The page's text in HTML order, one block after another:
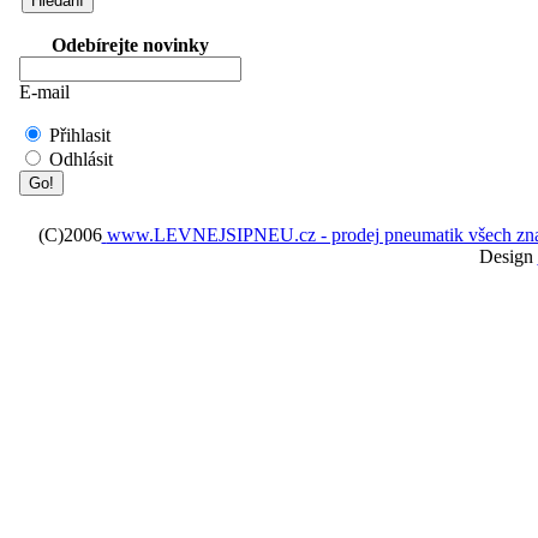
Odebírejte novinky
E-mail
Přihlasit
Odhlásit
(C)2006 www.LEVNEJSIPNEU.cz - prodej pneumatik všech
Design